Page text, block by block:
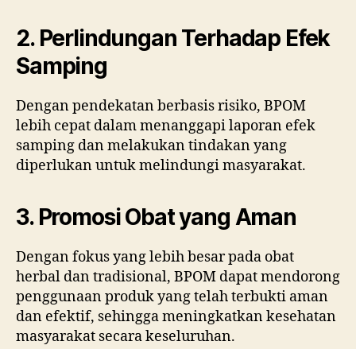
2. Perlindungan Terhadap Efek
Samping
Dengan pendekatan berbasis risiko, BPOM
lebih cepat dalam menanggapi laporan efek
samping dan melakukan tindakan yang
diperlukan untuk melindungi masyarakat.
3. Promosi Obat yang Aman
Dengan fokus yang lebih besar pada obat
herbal dan tradisional, BPOM dapat mendorong
penggunaan produk yang telah terbukti aman
dan efektif, sehingga meningkatkan kesehatan
masyarakat secara keseluruhan.